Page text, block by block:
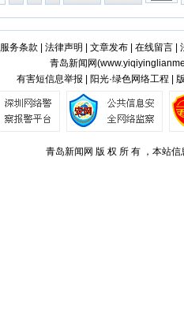
服务条款 法律声明 文章发布| 在线留言|
青岛新闻网(
有害短信息举报 | 阳光·绿色网络工程 |
青岛新闻网 版 权 所 有 ，本站